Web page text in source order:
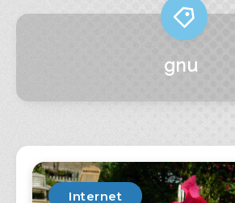
gnu
Internet